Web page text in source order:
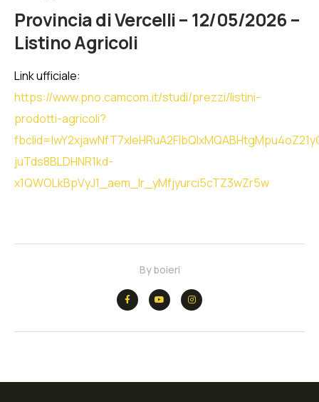
Provincia di Vercelli – 12/05/2026 –
Listino Agricoli
Link ufficiale:
https://www.pno.camcom.it/studi/prezzi/listini-
prodotti-agricoli?
juTds8BLDHNR1kd-
x1QWOLkBpVyJ1_aem_Ir_yMfjyurci5cTZ3wZr5w
Byboieri